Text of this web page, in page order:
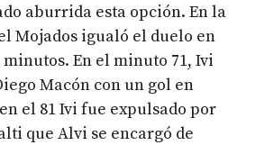
aburrida esta opción. En la
Mojados igualó el duelo en
En el minuto 71, Ivi
Macón con un gol en
el 81 Ivi fue expulsado por
que Alvi se encargó de